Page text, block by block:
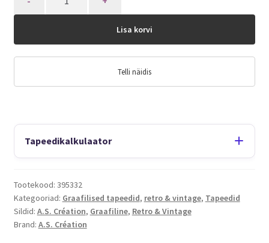
Lisa korvi
Telli näidis
Tapeedikalkulaator
Tootekood: 395332
Kategooriad: Graafilised tapeedid, retro & vintage, Tapeedid
Sildid: A.S. Création, Graafiline, Retro & Vintage
Brand: A.S. Création